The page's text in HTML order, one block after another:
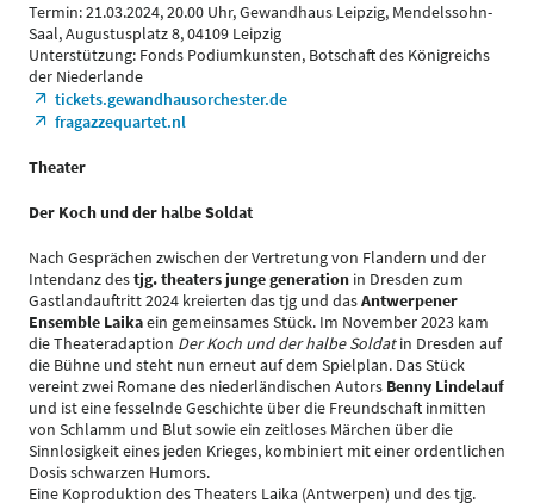
Termin: 21.03.2024, 20.00 Uhr, Gewandhaus Leipzig, Mendelssohn-
Saal, Augustusplatz 8, 04109 Leipzig
Unterstützung: Fonds Podiumkunsten, Botschaft des Königreichs
der Niederlande
tickets.gewandhausorchester.de
fragazzequartet.nl
Theater
Der Koch und der halbe Soldat
Nach Gesprächen zwischen der Vertretung von Flandern und der
Intendanz destjg. theaters junge generation in Dresden zum
Gastlandauftritt 2024 kreierten das tjg und dasAntwerpener
Ensemble Laikaein gemeinsames Stück. Im November 2023 kam
die Theateradaption Der Koch und der halbe Soldatin Dresden auf
die Bühne und steht nun erneut auf dem Spielplan. Das Stück
vereint zwei Romane des niederländischen Autors Benny Lindelauf
und ist eine fesselnde Geschichte über die Freundschaft inmitten
von Schlamm und Blut sowie ein zeitloses Märchen über die
Sinnlosigkeit eines jeden Krieges, kombiniert mit einer ordentlichen
Dosis schwarzen Humors.
Eine Koproduktion des Theaters Laika (Antwerpen) und des tjg.